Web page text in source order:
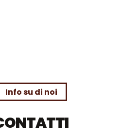
Info su di noi